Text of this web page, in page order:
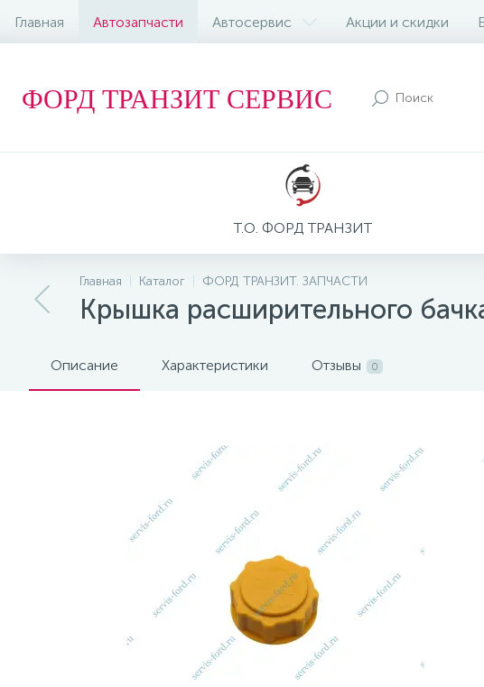
Главная Автозапчасти Автосервис Акции и скидки
ФОРД ТРАНЗИТ СЕРВИС
Т.О. ФОРД ТРАНЗИТ
Главная Каталог ФОРД ТРАНЗИТ. ЗАПЧАСТИ
Крышка расширительного
Описание Характеристики Отзывы 0